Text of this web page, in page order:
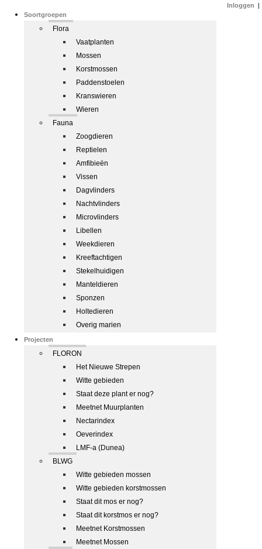
Soortgroepen
Flora
Vaatplanten
Mossen
Korstmossen
Paddenstoelen
Kranswieren
Wieren
Fauna
Zoogdieren
Reptielen
Amfibieën
Vissen
Dagvlinders
Nachtvlinders
Microvlinders
Libellen
Weekdieren
Kreeftachtigen
Stekelhuidigen
Manteldieren
Sponzen
Holtedieren
Overig marien
Projecten
FLORON
Het Nieuwe Strepen
Witte gebieden
Staat deze plant er nog?
Meetnet Muurplanten
Nectarindex
Oeverindex
LMF-a (Dunea)
BLWG
Witte gebieden mossen
Witte gebieden korstmossen
Staat dit mos er nog?
Staat dit korstmos er nog?
Meetnet Korstmossen
Meetnet Mossen
Inloggen |